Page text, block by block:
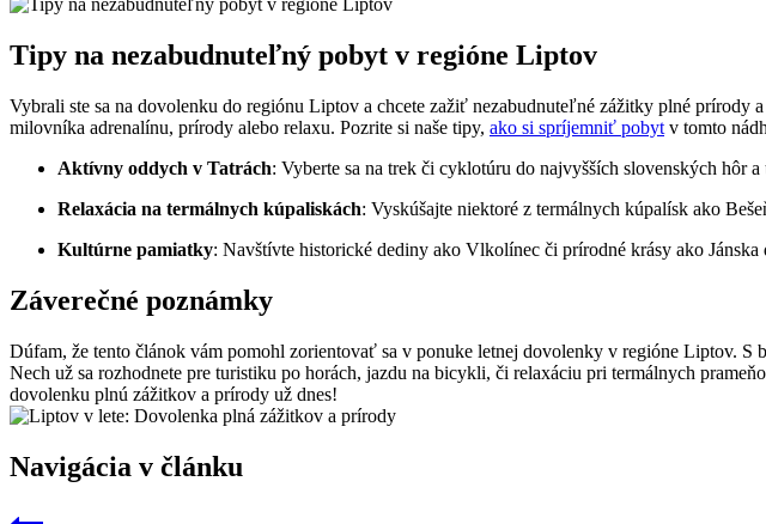
Tipy na nezabudnuteľný pobyt v regióne Liptov
Vybrali ste sa na dovolenku do regiónu Liptov a chcete zažiť nezabudnuteľné zážitky plné prírody
milovníka adrenalínu, prírody alebo relaxu. Pozrite si naše tipy, ako si spríjemniť pobyt v tomto
Aktívny oddych v Tatrách: Vyberte sa na trek či cyklotúru do najvyšších slovenských hôr
Relaxácia na termálnych kúpaliskách: Vyskúšajte niektoré z termálnych kúpalísk ako
Kultúrne pamiatky: Navštívte historické dediny ako Vlkolínec či prírodné krásy ako
Záverečné poznámky
Dúfam, že tento článok vám pomohl zorientovať sa v ponuke letnej dovolenky v regióne Liptov.
Nech už sa rozhodnete pre turistiku po horách, jazdu na bicykli, či relaxáciu pri termálnych
dovolenku plnú zážitkov a prírody už dnes!
Navigácia v článku